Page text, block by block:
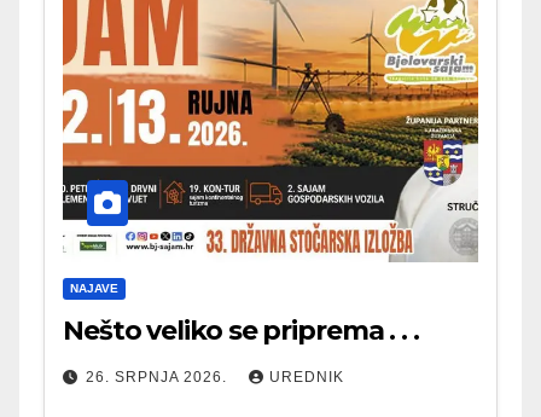
NAJAVE
Nešto veliko se priprema . . .
26. SRPNJA 2026. UREDNIK